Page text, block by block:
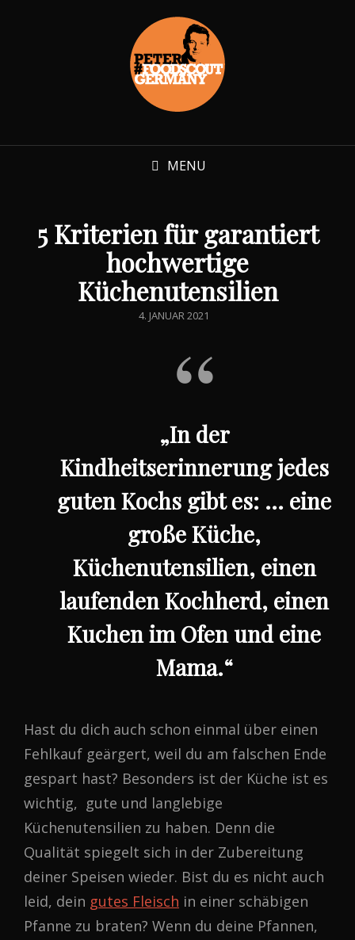
MENU
5 Kriterien für garantiert
hochwertige
Küchenutensilien
POSTED
4. JANUAR 2021
„In der
Kindheitserinnerung jedes
guten Kochs gibt es: … eine
große Küche,
Küchenutensilien, einen
laufenden Kochherd, einen
Kuchen im Ofen und eine
Mama.“
Hast du dich auch schon einmal über einen
Fehlkauf geärgert, weil du am falschen Ende
gespart hast? Besonders ist der Küche ist es
wichtig, gute und langlebige
Küchenutensilien zu haben. Denn die
Qualität spiegelt sich in der Zubereitung
deiner Speisen wieder. Bist du es nicht auch
leid, dein gutes Fleisch in einer schäbigen
Pfanne zu braten? Wenn du deine Pfannen,